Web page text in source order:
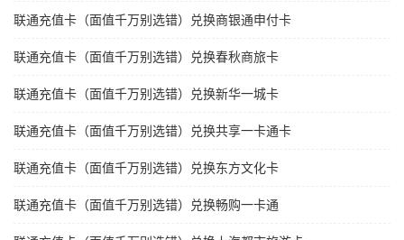
联通充值卡（面值千万别选错）兑换商银通申付卡
联通充值卡（面值千万别选错）兑换春秋商旅卡
联通充值卡（面值千万别选错）兑换新华一城卡
联通充值卡（面值千万别选错）兑换共享一卡通卡
联通充值卡（面值千万别选错）兑换东方文化卡
联通充值卡（面值千万别选错）兑换畅购一卡通